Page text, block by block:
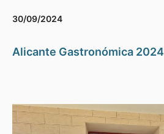
30/09/2024
Alicante Gastronómica 2024